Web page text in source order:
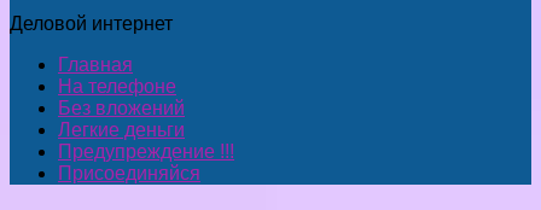
Деловой интернет
Главная
На телефоне
Без вложений
Легкие деньги
Предупреждение !!!
Присоединяйся